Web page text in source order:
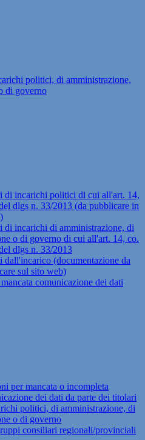
politici, di amministrazione,
di governo
di incarichi politici di cui all'art. 14,
dlgs n. 33/2013 (da pubblicare in
di incarichi di amministrazione, di
o di governo di cui all'art. 14, co.
dlgs n. 33/2013
dall'incarico (documentazione da
sul sito web)
comunicazione dei dati
per mancata o incompleta
dei dati da parte dei titolari
politici, di amministrazione, di
o di governo
consiliari regionali/provinciali